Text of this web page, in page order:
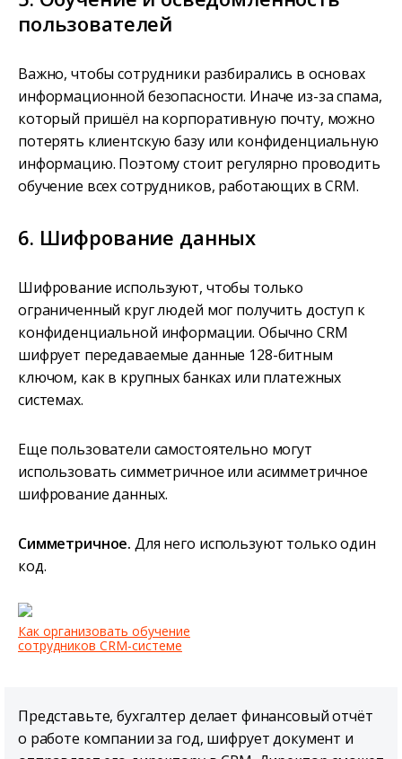
пользователей
Важно, чтобы сотрудники разбирались в основах
информационной безопасности. Иначе из-за спама,
который пришёл на корпоративную почту, можно
потерять клиентскую базу или конфиденциальную
информацию. Поэтому стоит регулярно проводить
обучение всех сотрудников, работающих в CRM.
6. Шифрование данных
Шифрование используют, чтобы только
ограниченный круг людей мог получить доступ к
конфиденциальной информации. Обычно CRM
шифрует передаваемые данные 128-битным
ключом, как в крупных банках или платежных
системах.
Еще пользователи самостоятельно могут
использовать симметричное или асимметричное
шифрование данных.
Симметричное. Для него используют только один
код.
Как организовать обучение
сотрудников CRM-системе
Представьте, бухгалтер делает финансовый отчёт
о работе компании за год, шифрует документ и